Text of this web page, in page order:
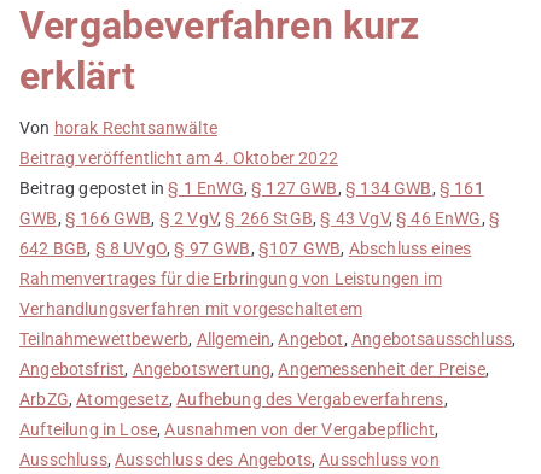
Vergabeverfahren kurz
erklärt
Von horak Rechtsanwälte
Beitrag veröffentlicht am4. Oktober 2022
Beitrag gepostet in§ 1 EnWG,§ 127 GWB, § 134 GWB, § 161
GWB, § 166 GWB, § 2 VgV,§ 266 StGB,§ 43 VgV,§ 46 EnWG, §
642 BGB, § 8 UVgO,§ 97 GWB, §107 GWB, Abschluss eines
Rahmenvertrages für die Erbringung von Leistungen im
Verhandlungsverfahren mit vorgeschaltetem
Teilnahmewettbewerb, Allgemein,Angebot, Angebotsausschluss,
Angebotsfrist, Angebotswertung,Angemessenheit der Preise,
ArbZG,Atomgesetz,Aufhebung des Vergabeverfahrens,
Aufteilung in Lose,Ausnahmen von der Vergabepflicht,
Ausschluss,Ausschluss des Angebots,Ausschluss von